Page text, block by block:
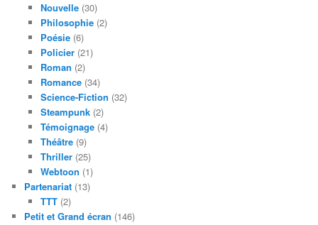
Nouvelle(30)
Philosophie(2)
Poésie(6)
Policier(21)
Roman (2)
Romance(34)
Science-Fiction (32)
Steampunk(2)
Témoignage(4)
Théâtre(9)
Thriller(25)
Webtoon (1)
Partenariat (13)
TTT(2)
Petit et Grand écran (146)